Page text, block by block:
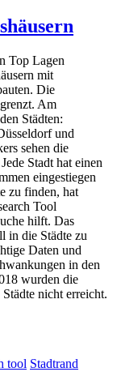
Top Lagen
mit
Die
Am
Städten:
und
sehen die
Stadt hat einen
eingestiegen
zu finden, hat
Tool
hilft. Das
in die Städte zu
Daten und
in den
wurden die
nicht erreicht.
tool Stadtrand